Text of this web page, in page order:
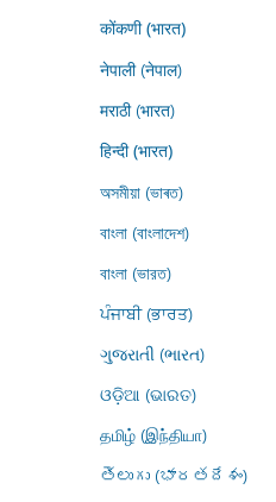
कोंकणी (भारत)
नेपाली (नेपाल)
मराठी (भारत)
हिन्दी (भारत)
অসমীয়া (ভাৰত)
বাংলা (বাংলাদেশ)
বাংলা (ভারত)
ਪੰਜਾਬੀ (ਭਾਰਤ)
ગુજરાતી (ભારત)
ଓଡ଼ିଆ (ଭାରତ)
தமிழ் (இந்தியா)
తెలుగు (భారతదేశం)